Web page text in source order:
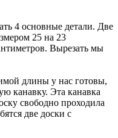
4 основные детали. Две
25 на 23
Вырезать мы
длины у нас готовы,
канавку. Эта канавка
свободно проходила
две доски с